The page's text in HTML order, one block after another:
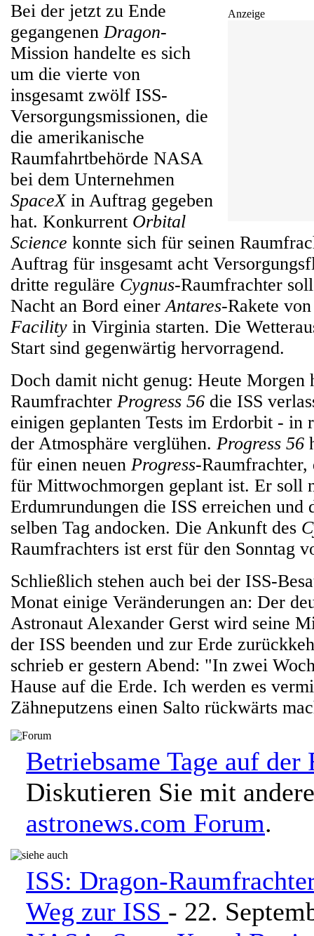
Anzeige
Bei der jetzt zu Ende
gegangenenDragon-
Mission handelte es sich
um die vierte von
insgesamt zwölf ISS-
Versorgungsmissionen, die
die amerikanische
Raumfahrtbehörde NASA
bei dem Unternehmen
SpaceXin Auftrag gegeben
hat. Konkurrent Orbital
Science konnte sich für seinen
Auftrag für insgesamt acht
dritte reguläre Cygnus-Raumfrachter
Nacht an Bord einerAntares-Rakete
Facility in Virginia starten. Die
Start sind gegenwärtig hervorragend.
Doch damit nicht genug: Heute Morgen
Raumfrachter Progress 56 die ISS
einigen geplanten Tests im Erdorbit - in
der Atmosphäre verglühen. Progress 56
für einen neuen Progress-Raumfrachter,
für Mittwochmorgen geplant ist. Er soll
Erdumrundungen die ISS erreichen und
selben Tag andocken. Die Ankunft des
Raumfrachters ist erst für den Sonntag
Schließlich stehen auch bei der ISS-
Monat einige Veränderungen an: Der
Astronaut Alexander Gerst wird seine
der ISS beenden und zur Erde
schrieb er gestern Abend: "In zwei
Hause auf die Erde. Ich werden es
Zähneputzens einen Salto rückwärts
Betriebsame Tage auf der
Diskutieren Sie mit
astronews.com Forum.
ISS: Dragon-
Weg zur ISS - 22.